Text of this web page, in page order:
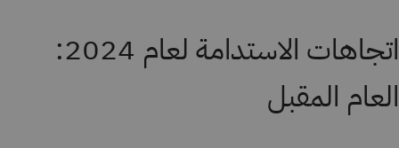
اتجاهات الاستدامة لعام 2024:
العام المقبل